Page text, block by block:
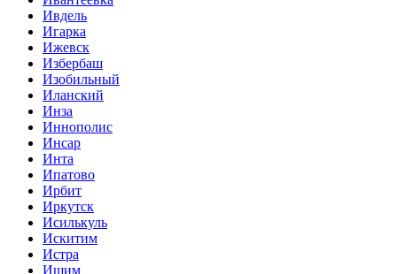
Ивдель
Игарка
Ижевск
Избербаш
Изобильный
Иланский
Инза
Иннополис
Инсар
Инта
Ипатово
Ирбит
Иркутск
Исилькуль
Искитим
Истра
Ишим